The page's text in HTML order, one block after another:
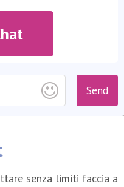
Send
senza limiti faccia a